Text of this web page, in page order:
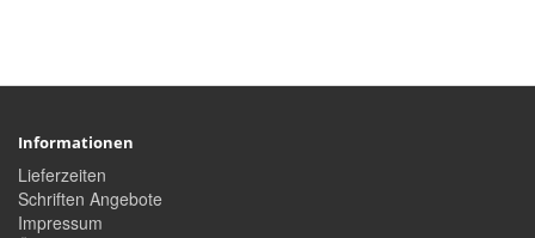
Informationen
Lieferzeiten
Schriften Angebote
Impressum